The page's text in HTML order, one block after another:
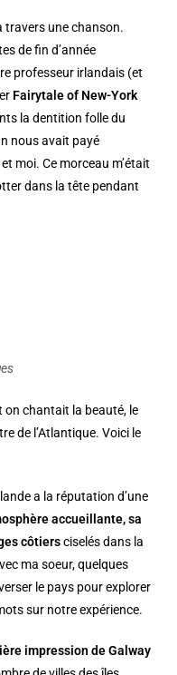
travers une chanson.
de fin d’année
professeur irlandais (et
Fairytale of New-York
la dentition folle du
nous avait payé
moi. Ce morceau m’était
dans la tête pendant
on chantait la beauté, le
de l’Atlantique. Voici le
a la réputation d’une
accueillante, sa
côtiersciselés dans la
ma soeur, quelques
le pays pour explorer
sur notre expérience.
impression de Galway